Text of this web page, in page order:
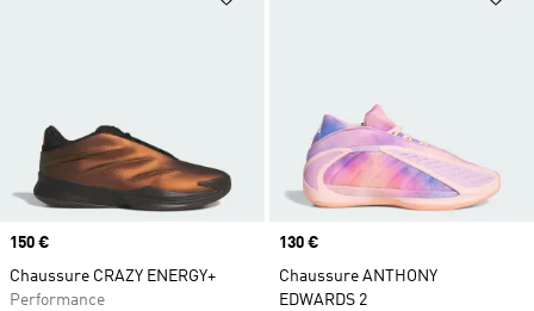
Prix
150 €
Chaussure CRAZY ENERGY+
Performance
Prix
130 €
Chaussure ANTHONY
EDWARDS 2